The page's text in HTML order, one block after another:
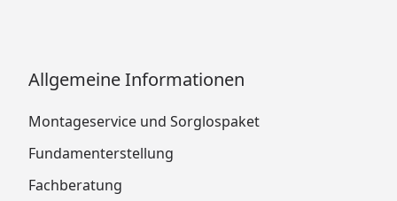
Allgemeine Informationen
Montageservice und Sorglospaket
Fundamenterstellung
Fachberatung